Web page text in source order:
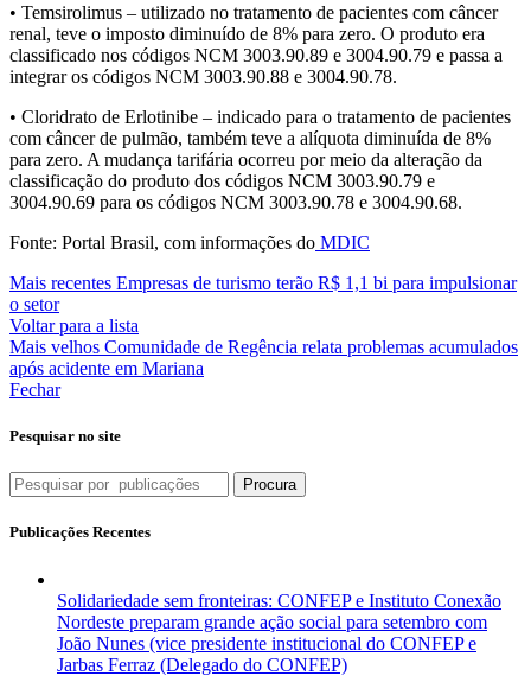
• Temsirolimus – utilizado no tratamento de pacientes com câncer
renal, teve o imposto diminuído de 8% para zero. O produto era
classificado nos códigos NCM 3003.90.89 e 3004.90.79 e passa a
integrar os códigos NCM 3003.90.88 e 3004.90.78.
• Cloridrato de Erlotinibe – indicado para o tratamento de pacientes
com câncer de pulmão, também teve a alíquota diminuída de 8%
para zero. A mudança tarifária ocorreu por meio da alteração da
classificação do produto dos códigos NCM 3003.90.79 e
3004.90.69 para os códigos NCM 3003.90.78 e 3004.90.68.
Fonte: Portal Brasil, com informações do MDIC
Mais recentes Empresas de turismo terão R$ 1,1 bi para impulsionar
o setor
Voltar para a lista
Mais velhos Comunidade de Regência relata problemas acumulados
após acidente em Mariana
Fechar
Pesquisar no site
Procura
Publicações Recentes
Solidariedade sem fronteiras: CONFEP e Instituto Conexão
Nordeste preparam grande ação social para setembro com
João Nunes (vice presidente institucional do CONFEP e
Jarbas Ferraz (Delegado do CONFEP)